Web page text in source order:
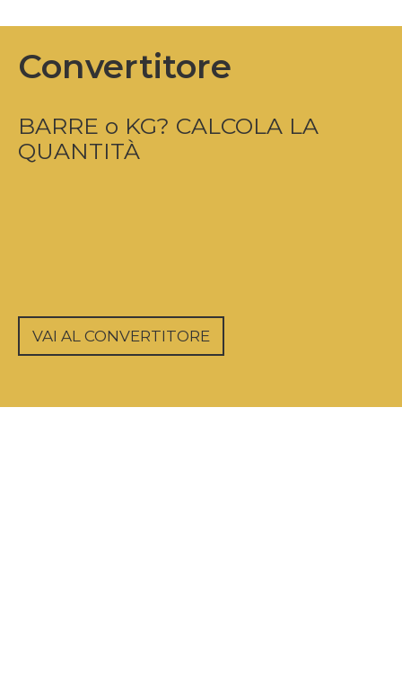
Convertitore
BARRE o KG? CALCOLA LA
QUANTITÀ
VAI AL CONVERTITORE